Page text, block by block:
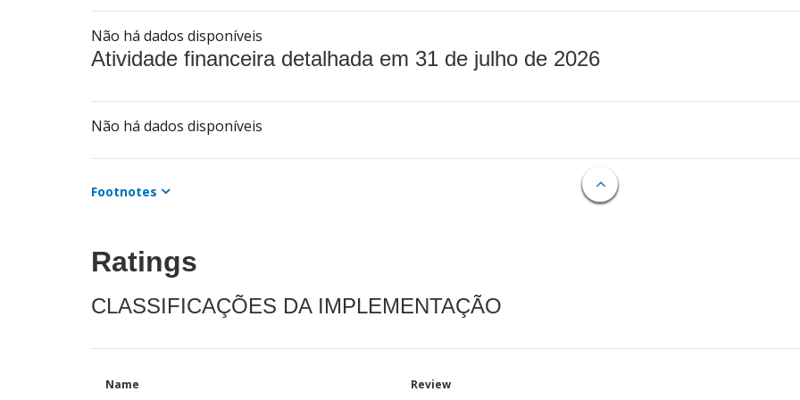
Não há dados disponíveis
Atividade financeira detalhada em 31 de julho de 2026
Não há dados disponíveis
Footnotes
Ratings
CLASSIFICAÇÕES DA IMPLEMENTAÇÃO
Name Review